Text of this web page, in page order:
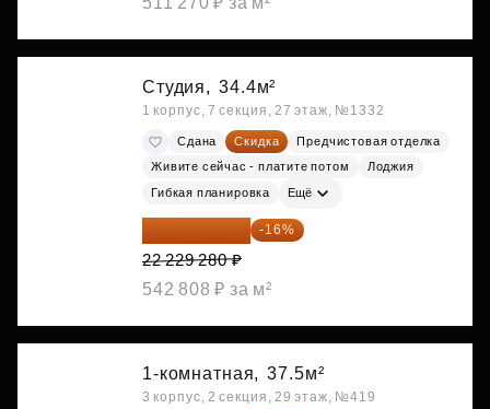
Студия, 34.4м²
1 корпус, 7 секция, 27 этаж, №1332
Сдана Скидка
Предчистовая отделка
Живите сейчас - платите потом
Лоджия
Гибкая планировка Ещё
18 672 595 ₽ -16%
22 229 280 ₽
542 808 ₽ за м²
1-комнатная, 37.5м²
3 корпус, 2 секция, 29 этаж, №419